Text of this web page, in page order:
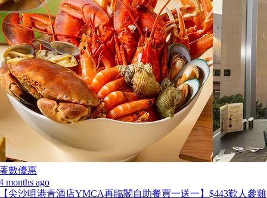
數優惠
months ago
尖沙咀港青酒店YMCA再臨閣自助餐買一送一】$443歎人參雞